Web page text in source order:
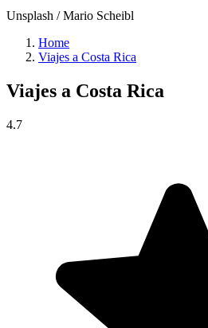
Unsplash / Mario Scheibl
Home
Viajes a Costa Rica
Viajes a Costa Rica
4.7